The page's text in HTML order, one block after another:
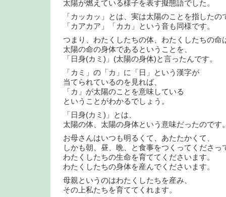
太陽が燃えている様子を表す擬態語でした。
「カッカッ」とは、実は太陽のことを指したの
「カアカア」「カカ」という音も同様です。
つまり、わたくしたちの体、わたくしたちの命
太陽の命の身体であるということを、
「日身(カミ)」(太陽の身体)と言ったんです。
「カミ」の「カ」に「日」という漢字が
当てられているのを見れば、
「カ」が太陽のことを意味している
ということがわかるでしょう。
「日身(カミ)」とは、
太陽の体、太陽の身体という意味だったのです
お母さんはいつも明るくて、あたたかくて、
しかも朝、昼、晩、と食事をつくってくださっ
わたくしたちの生命を育ててくださいます。
わたくしたちの身体を産んでくださいます。
母親というのはわたくしたちを産み、
その上私たちを育ててくれます。